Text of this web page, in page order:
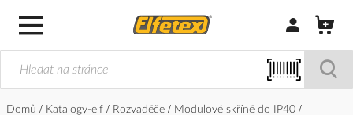
Přihlásit/
Domů Katalogy-elf Rozvaděče
Modulové skříně do IP40